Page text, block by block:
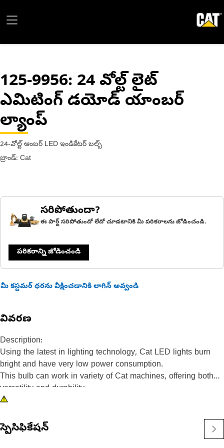
125-9956: 24 వోల్ట్‌ లైట్
ఎమిటింగ్ డయోడ్ యాంబర్
ల్యాంప్
24-వోల్ట్ ఆంబర్ LED ఇండికేటర్ బల్బ్
బ్రాండ్: Cat
సరిపోతుందా?
ఈ పార్ట్ సరిపోతుందో లేదో చూడటానికి మీ పరికరాలను జోడించండి.
పరికరాన్ని జోడించండి
మీ కస్టమర్ ధరను వీక్షించడానికి లాగిన్ అవ్వండి
వివరణ
Description:
Using the latest in lighting technology, Cat LED lights burn
bright and have very low power consumption.
This bulb can work in variety of Cat machines, offering both
versatility and durability.
Attributes:
• 24V
• Slide base
స్పెసిఫికేషన్